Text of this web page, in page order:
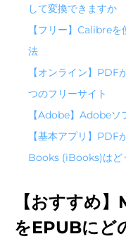
して変換できますか
【フリー】Calibre
法
【オンライン】PDF
つのフリーサイト
【Adobe】Adobe
【基本アプリ】
Books (iBooks)はど
【おすすめ
をEPUBにど